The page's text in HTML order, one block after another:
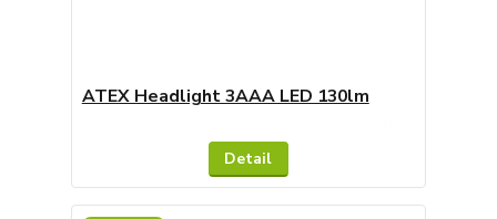
ATEX Headlight 3AAA LED 130lm
Detail